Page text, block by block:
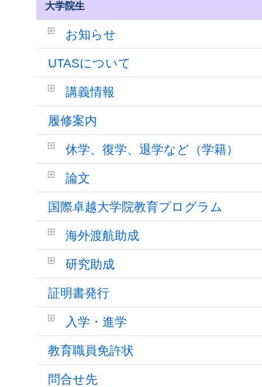
大学院生
お知らせ
UTASについて
講義情報
履修案内
休学、復学、退学など（学籍）
論文
国際卓越大学院教育プログラム
海外渡航助成
研究助成
証明書発行
入学・進学
教育職員免許状
問合せ先